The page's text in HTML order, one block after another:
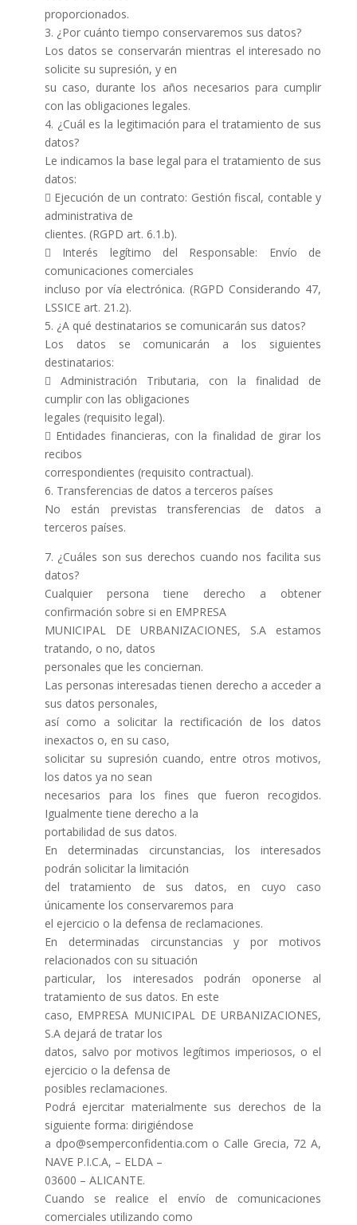
proporcionados.
3. ¿Por cuánto tiempo conservaremos sus datos?
Los datos se conservarán mientras el interesado no
solicite su supresión, y en
su caso, durante los años necesarios para cumplir
con las obligaciones legales.
4. ¿Cuál es la legitimación para el tratamiento de sus
datos?
Le indicamos la base legal para el tratamiento de sus
datos:
 Ejecución de un contrato: Gestión fiscal, contable y
administrativa de
clientes. (RGPD art. 6.1.b).
 Interés legítimo del Responsable: Envío de
comunicaciones comerciales
incluso por vía electrónica. (RGPD Considerando 47,
LSSICE art. 21.2).
5. ¿A qué destinatarios se comunicarán sus datos?
Los datos se comunicarán a los siguientes
destinatarios:
 Administración Tributaria, con la finalidad de
cumplir con las obligaciones
legales (requisito legal).
 Entidades financieras, con la finalidad de girar los
recibos
correspondientes (requisito contractual).
6. Transferencias de datos a terceros países
No están previstas transferencias de datos a
terceros países.
7. ¿Cuáles son sus derechos cuando nos facilita sus
datos?
Cualquier persona tiene derecho a obtener
confirmación sobre si en EMPRESA
MUNICIPAL DE URBANIZACIONES, S.A estamos
tratando, o no, datos
personales que les conciernan.
Las personas interesadas tienen derecho a acceder a
sus datos personales,
así como a solicitar la rectificación de los datos
inexactos o, en su caso,
solicitar su supresión cuando, entre otros motivos,
los datos ya no sean
necesarios para los fines que fueron recogidos.
Igualmente tiene derecho a la
portabilidad de sus datos.
En determinadas circunstancias, los interesados
podrán solicitar la limitación
del tratamiento de sus datos, en cuyo caso
únicamente los conservaremos para
el ejercicio o la defensa de reclamaciones.
En determinadas circunstancias y por motivos
relacionados con su situación
particular, los interesados podrán oponerse al
tratamiento de sus datos. En este
caso, EMPRESA MUNICIPAL DE URBANIZACIONES,
S.A dejará de tratar los
datos, salvo por motivos legítimos imperiosos, o el
ejercicio o la defensa de
posibles reclamaciones.
Podrá ejercitar materialmente sus derechos de la
siguiente forma: dirigiéndose
a dpo@semperconfidentia.com o Calle Grecia, 72 A,
NAVE P.I.C.A, – ELDA –
03600 – ALICANTE.
Cuando se realice el envío de comunicaciones
comerciales utilizando como